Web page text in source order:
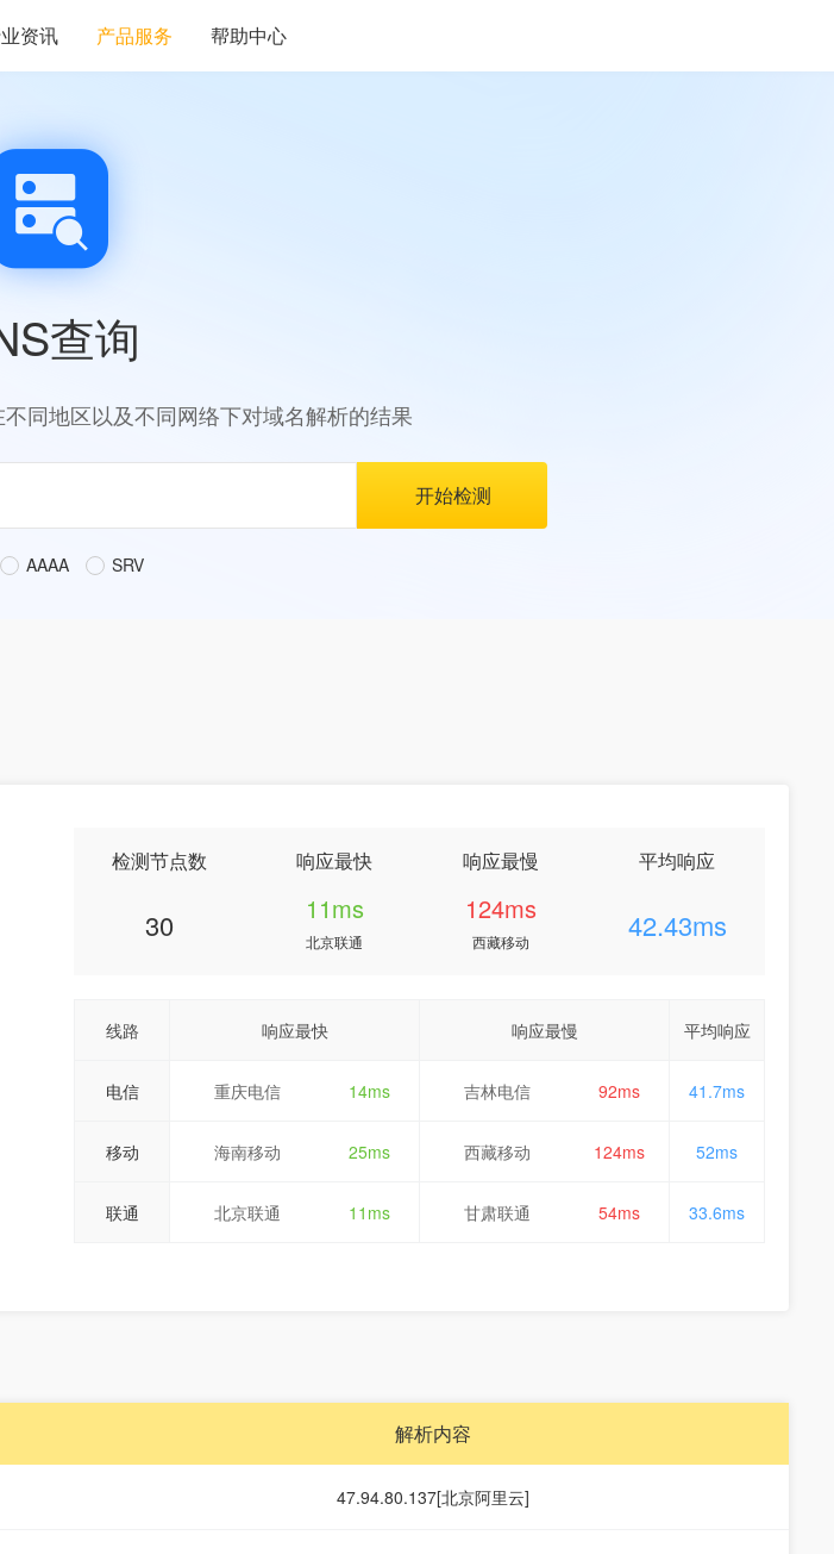
资讯 产品服务 帮助中心
查询
同地区以及不同网络下对域名解析的结果
AAAA SRV
检测节点数
30
响应最快
11ms
北京联通
响应最慢
124ms
西藏移动
平均响应
42.43ms
线路 响应最快 响应最慢 平均响应
电信 重庆电信 14ms 吉林电信 92ms 41.7ms
移动 海南移动 25ms 西藏移动 124ms 52ms
联通 北京联通 11ms 甘肃联通 54ms 33.6ms
解析内容
47.94.80.137[北京阿里云]